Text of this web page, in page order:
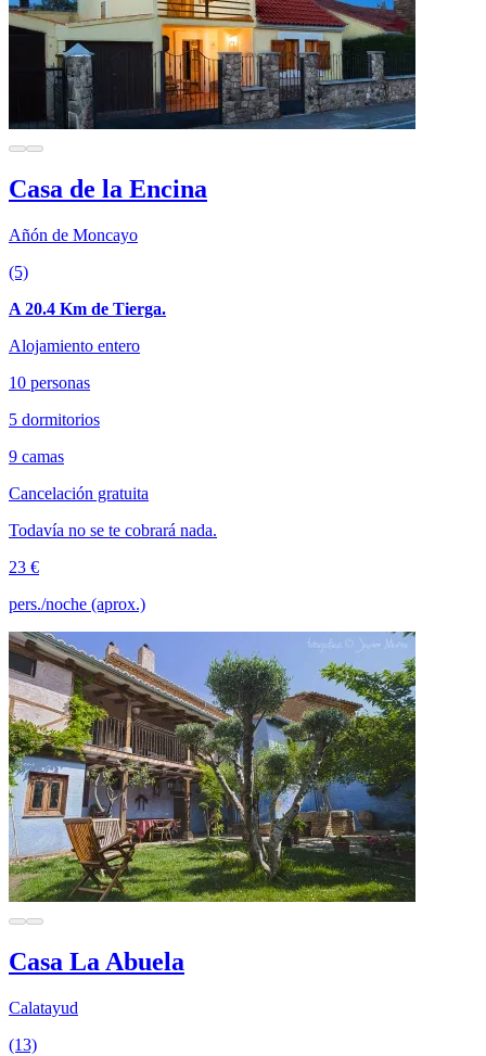
Casa de la Encina
Añón de Moncayo
(5)
A 20.4 Km de Tierga.
Alojamiento entero
10 personas
5 dormitorios
9 camas
Cancelación gratuita
Todavía no se te cobrará nada.
23 €
pers./noche (aprox.)
Casa La Abuela
Calatayud
(13)